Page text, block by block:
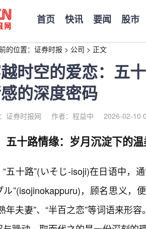
首页 快讯 要闻 股市
的位置： 证券时报 > 公司 > 正文
时空的爱恋：五
的深度密码
证券时报网 作者：程益中 2026-02-10
五十路情缘：岁月沉淀下的
“五十路”(いそじ-isoji)在日语中，
ル”(isojinokappuru)，顾名思义，
年夫妻”、“半百之恋”等词语来形